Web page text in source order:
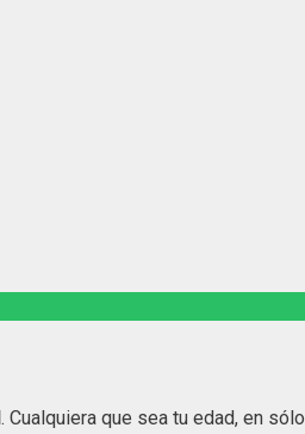
. Cualquiera que sea tu edad, en sólo